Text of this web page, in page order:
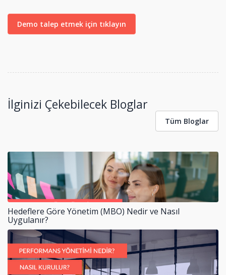
Demo talep etmek için tıklayın
İlginizi Çekebilecek Bloglar
Tüm Bloglar
Hedeflere Göre Yönetim (MBO) Nedir ve Nasıl
Uygulanır?